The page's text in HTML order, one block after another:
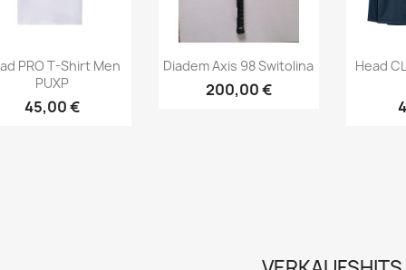
Vorschau
PRO T-Shirt Men
PUXP
45,00 €
Vorschau
Diadem Axis 98 Switolina
200,00 €

Head